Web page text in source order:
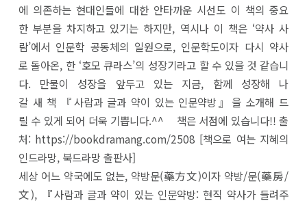
에 의존하는 현대인들에 대한 안타까운 시선도 이 책의 중요
한 부분을 차지하고 있기는 하지만, 역시나 이 책은 ‘약사 사
람’에서 인문학 공동체의 일원으로, 인문학도이자 다시 약사
로 돌아온, 한 ‘호모 큐라스’의 성장기라고 할 수 있을 것 같습니
다. 만물이 성장을 앞두고 있는 지금, 함께 성장해 나
갈 새 책 『사람과 글과 약이 있는 인문약방』을 소개해 드
릴 수 있게 되어 더욱 기쁩니다.^^ 책은 서점에 있습니다!! 출
처: https://bookdramang.com/2508 [책으로 여는 지혜의
인드라망, 북드라망 출판사]
세상 어느 약국에도 없는, 약방문(藥方文)이자 약방/문(藥房/
文), 『사람과 글과 약이 있는 인문약방: 현직 약사가 들려주